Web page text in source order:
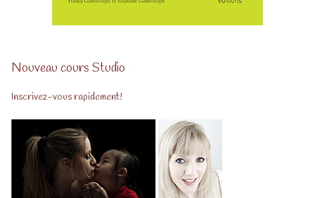
Nouveau cours Studio
Inscrivez-vous rapidement!